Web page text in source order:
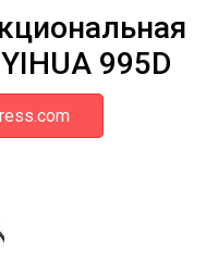
995D